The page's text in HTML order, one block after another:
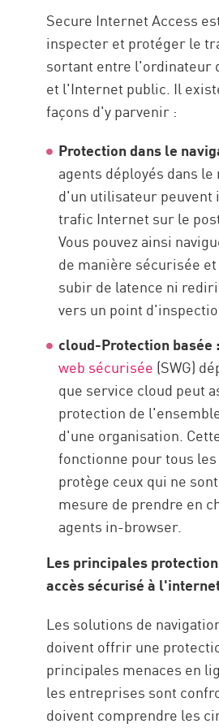
Secure Internet Access
inspecter et protéger le
sortant entre l'ordinateur
et l'Internet public. Il
façons d'y parvenir :
Protection dans le
agents déployés dans
d'un utilisateur peuvent
trafic Internet sur le
Vous pouvez ainsi
de manière sécurisée
subir de latence ni
vers un point
cloud-Protection basée :
web sécurisée (SWG)
que service cloud peut
protection de
d'une organisation.
fonctionne pour tous
protège ceux qui ne
mesure de prendre en
agents in-browser.
Les principales
accès sécurisé à
Les solutions de
doivent offrir une
principales menaces en
les entreprises sont
doivent comprendre les